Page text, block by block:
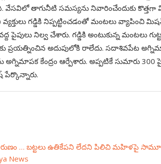
వేసవిలో తాగునీటి సమస్యను నివారించేందుకు
గడ్డికి నిప్పట్టించడంతో మంటలు
పైపులు నిల్వ చేశారు. గడ్డికి అంటుకున్న మంటలు
ప్రయత్నించిన అదుపులోకి రాలేదు. సదాశివపేట
కేంద్రం ఆర్పేశారు. అప్పటికే సుమారు
పేర్కొన్నారు.
… బట్టలు ఉతికేపని లేదని పిలిచి మహిళపై
News